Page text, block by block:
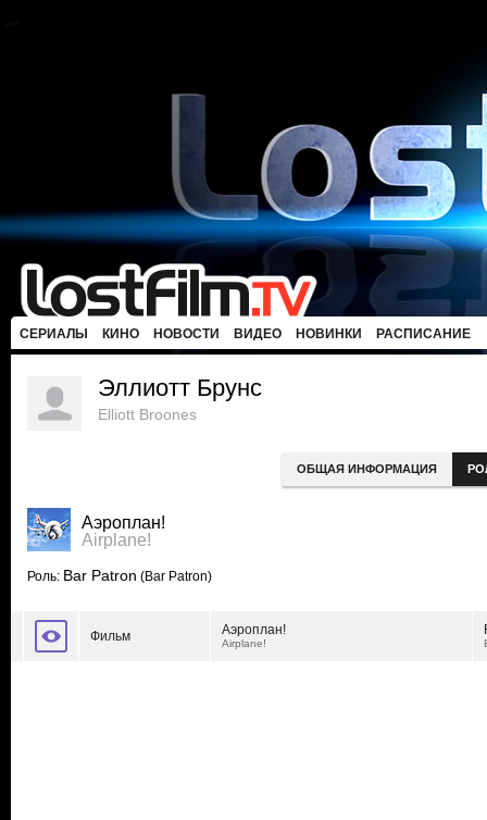
СЕРИАЛЫ КИНО НОВОСТИ ВИДЕО НОВИНКИ РАСПИСАНИЕ
Эллиотт Брунс
Elliott Broones
ОБЩАЯ ИНФОРМАЦИЯ
Аэроплан!
Airplane!
Роль: Bar Patron (Bar Patron)
Фильм Аэроплан!
Airplane!